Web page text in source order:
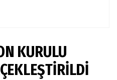
KURULU